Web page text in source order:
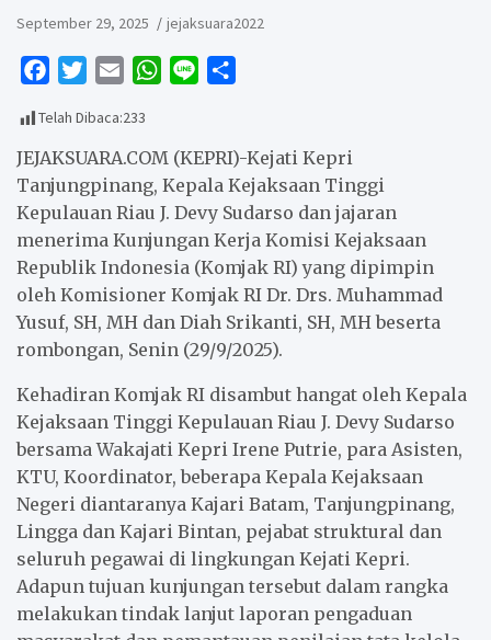
September 29, 2025 jejaksuara2022
c
e
b
o
o
k
i
t
t
e
r
a
i
l
W
t
s
A
p
p
e
r
e
Telah Dibaca:233
JEJAKSUARA.COM (KEPRI)-Kejati Kepri
Tanjungpinang, Kepala Kejaksaan Tinggi
Kepulauan Riau J. Devy Sudarso dan jajaran
menerima Kunjungan Kerja Komisi Kejaksaan
Republik Indonesia (Komjak RI) yang dipimpin
oleh Komisioner Komjak RI Dr. Drs. Muhammad
Yusuf, SH, MH dan Diah Srikanti, SH, MH beserta
rombongan, Senin (29/9/2025).
Kehadiran Komjak RI disambut hangat oleh Kepala
Kejaksaan Tinggi Kepulauan Riau J. Devy Sudarso
bersama Wakajati Kepri Irene Putrie, para Asisten,
KTU, Koordinator, beberapa Kepala Kejaksaan
Negeri diantaranya Kajari Batam, Tanjungpinang,
Lingga dan Kajari Bintan, pejabat struktural dan
seluruh pegawai di lingkungan Kejati Kepri.
Adapun tujuan kunjungan tersebut dalam rangka
melakukan tindak lanjut laporan pengaduan